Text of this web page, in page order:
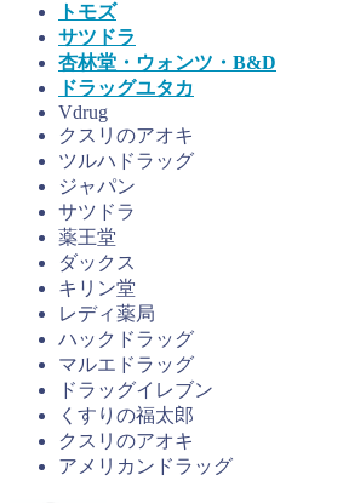
トモズ
サツドラ
杏林堂・ウォンツ・B&D
ドラッグユタカ
Vdrug
クスリのアオキ
ツルハドラッグ
ジャパン
サツドラ
薬王堂
ダックス
キリン堂
レディ薬局
ハックドラッグ
マルエドラッグ
ドラッグイレブン
くすりの福太郎
クスリのアオキ
アメリカンドラッグ